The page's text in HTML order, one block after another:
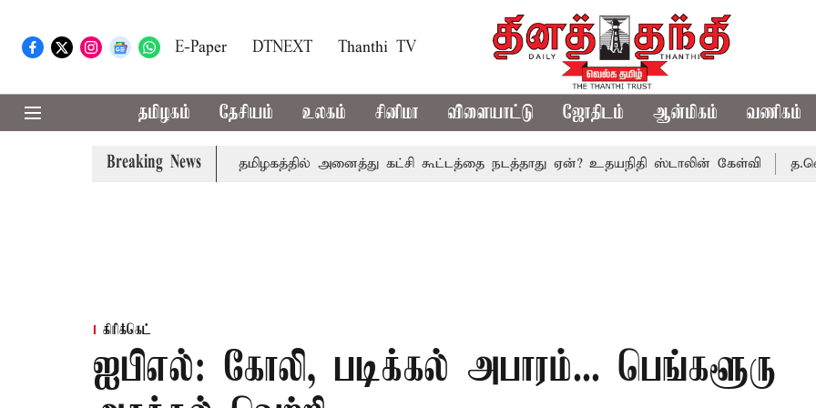
E-Paper DTNEXT Thanthi TV
தமிழகம் தேசியம் உலகம் சினிமா விளையாட்டு ஜோதிடம் ஆன்மிகம் வணிகம்
Breaking News
காவிரி விவகாரம்: தமிழகத்தில் அனைத்து கட்சி கூட்டத்தை நடத்தாது ஏன்? உதயநிதி ஸ்டாலின் கேள்வி த.வெ.க.
கிரிக்கெட்
ஐபிஎல்: கோலி, படிக்கல் அபாரம்... பெங்களூரு